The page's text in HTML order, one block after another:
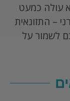
עולה כמעט
– התזונאית
לשמור על